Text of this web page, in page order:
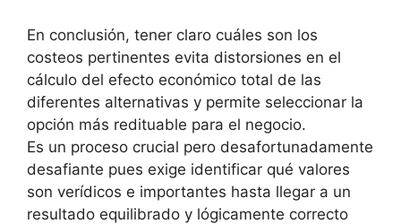
En conclusión, tener claro cuáles son los
costeos pertinentes evita distorsiones en el
cálculo del efecto económico total de las
diferentes alternativas y permite seleccionar la
opción más redituable para el negocio.
Es un proceso crucial pero desafortunadamente
desafiante pues exige identificar qué valores
son verídicos e importantes hasta llegar a un
resultado equilibrado y lógicamente correcto